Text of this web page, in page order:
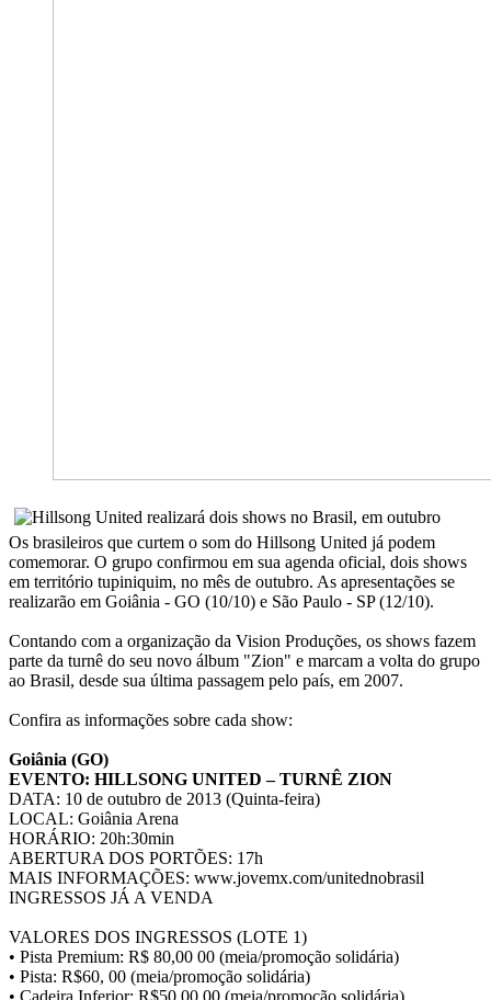
Os brasileiros que curtem o som do Hillsong United já podem
comemorar. O grupo confirmou em sua agenda oficial, dois shows
em território tupiniquim, no mês de outubro. As apresentações se
realizarão em Goiânia - GO (10/10) e São Paulo - SP (12/10).
Contando com a organização da Vision Produções, os shows fazem
parte da turnê do seu novo álbum "Zion" e marcam a volta do grupo
ao Brasil, desde sua última passagem pelo país, em 2007.
Confira as informações sobre cada show:
Goiânia (GO)
EVENTO: HILLSONG UNITED – TURNÊ ZION
DATA: 10 de outubro de 2013 (Quinta-feira)
LOCAL: Goiânia Arena
HORÁRIO: 20h:30min
ABERTURA DOS PORTÕES: 17h
MAIS INFORMAÇÕES: www.jovemx.com/unitednobrasil
INGRESSOS JÁ A VENDA
VALORES DOS INGRESSOS (LOTE 1)
• Pista Premium: R$ 80,00 00 (meia/promoção solidária)
• Pista: R$60, 00 (meia/promoção solidária)
• Cadeira Inferior: R$50,00 00 (meia/promoção solidária)